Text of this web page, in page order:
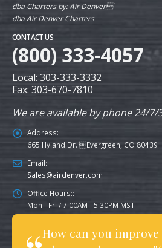
dba Charters by: Air Denver
dba Air Denver Charters
CONTACT US
(800) 333-4057
Local: 303-333-3332
Fax: 303-670-7810
We are available by phone 24/7/
Address:
665 Hyland Dr. Evergreen, CO 80439
Email:
Sales@airdenver.com
Office Hours::
Mon - Fri / 7:00AM - 5:30PM MST
How can you